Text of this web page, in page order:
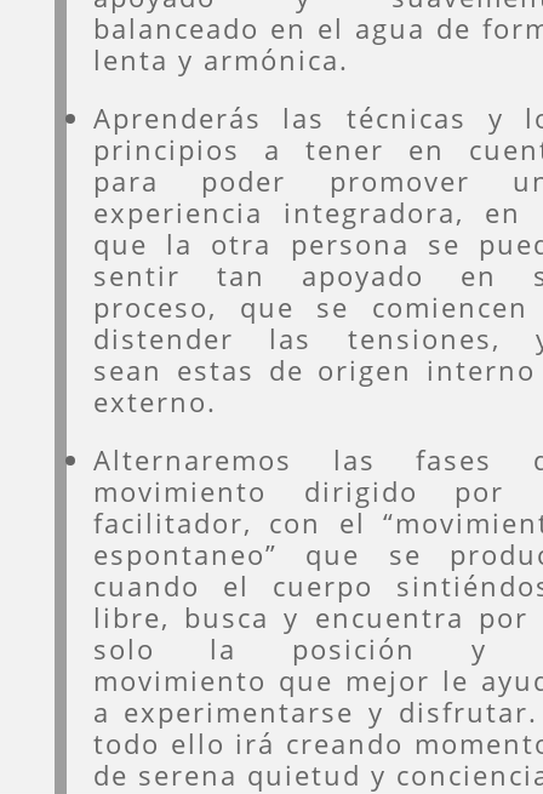
balanceado en el agua de
lenta y armónica.
Aprenderás las técnicas y
principios a tener en
para poder promover
experiencia integradora, en
que la otra persona se
sentir tan apoyado en
proceso, que se
distender las tensiones,
sean estas de origen
externo.
Alternaremos las fases
movimiento dirigido por
facilitador, con el
espontaneo” que se
cuando el cuerpo
libre, busca y encuentra por
solo la posición y
movimiento que mejor le
a experimentarse y disfrutar.
todo ello irá creando
de serena quietud y